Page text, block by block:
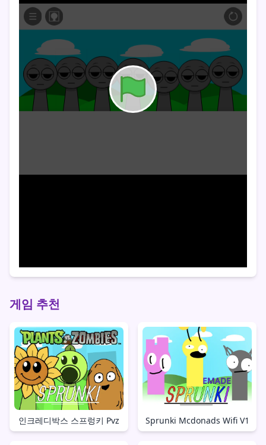
게임 추천
인크레디박스 스프렁키 Pvz Sprunki Mcdonads Wifi V1